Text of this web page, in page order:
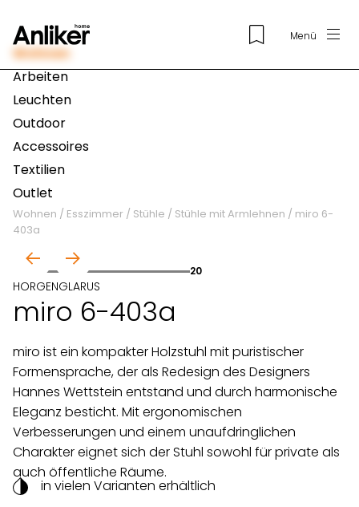
Menü
Wohnen
Arbeiten
Leuchten
Outdoor
Accessoires
Textilien
Outlet
Wohnen / Esszimmer / Stühle / Stühle mit Armlehnen / miro 6-
403a
20
HORGENGLARUS
miro 6-403a
miro ist ein kompakter Holzstuhl mit puristischer
Formensprache, der als Redesign des Designers
Hannes Wettstein entstand und durch harmonische
Eleganz besticht. Mit ergonomischen
Verbesserungen und einem unaufdringlichen
Charakter eignet sich der Stuhl sowohl für private als
auch öffentliche Räume.
in vielen Varianten erhältlich